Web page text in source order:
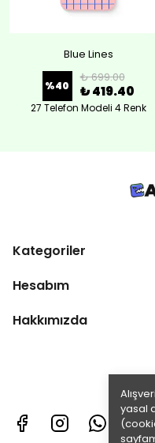
yasal
Blue Lines
%40
₺ 699.00
₺ 419.40
27 Telefon Modeli 4 Renk
Kategoriler
Hesabım
Hakkımızda